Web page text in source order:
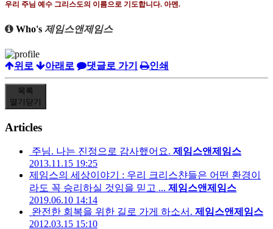
우리 주님 예수 그리스도의 이름으로 기도합니다. 아멘.
Who's 제임스앤제임스
위로 아래로 댓글로 가기 인쇄
목록
열기 닫기
Articles
주님. 나는 진정으로 감사했어요. 제임스앤제임스
2013.11.15 19:25
제임스의 세상이야기 : 우리 크리스챤들은 어떤 환경이
라도 꼭 승리하실 것임을 믿고 ... 제임스앤제임스
2019.06.10 14:14
완전한 회복을 위한 길로 가게 하소서. 제임스앤제임스
2012.03.15 15:10